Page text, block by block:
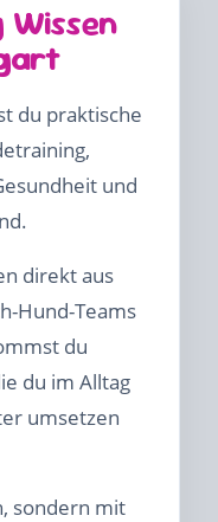
du praktische
und
direkt aus
Hund-Teams
du
du im Alltag
umsetzen
sondern mit